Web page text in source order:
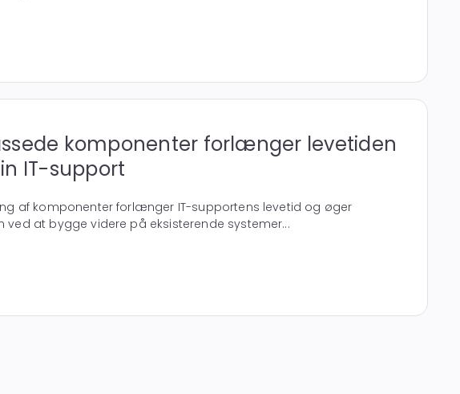
komponenter forlænger levetiden
IT-support
af komponenter forlænger IT-supportens levetid og øger
ved at bygge videre på eksisterende systemer...